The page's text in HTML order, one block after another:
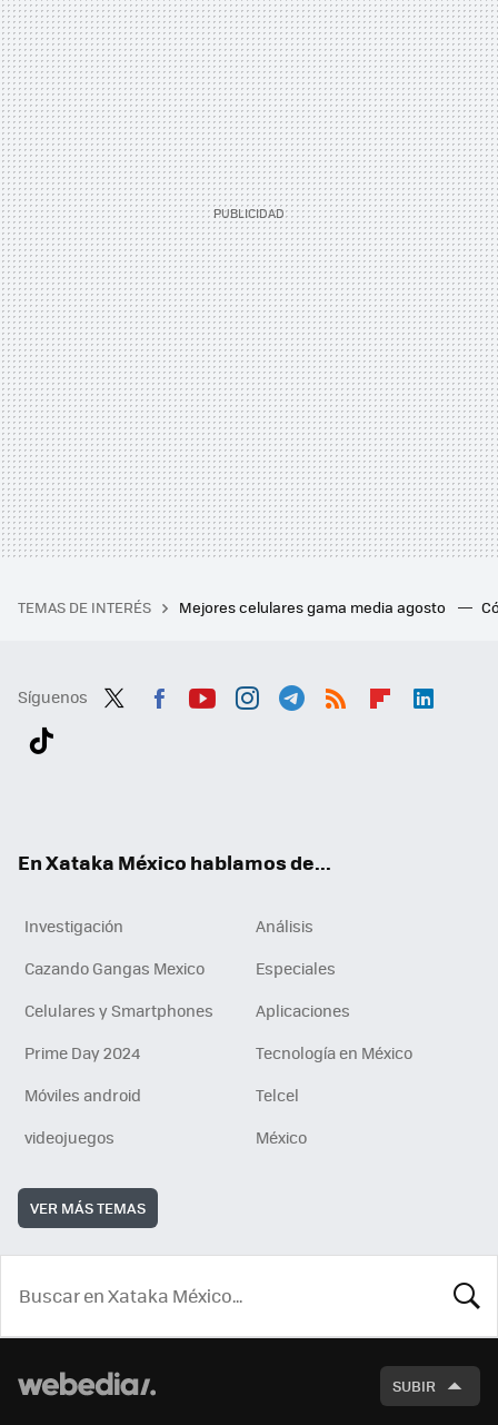
TEMAS DE INTERÉS Mejores celulares gama media agosto
Síguenos
En Xataka México hablamos de...
Investigación
Análisis
Cazando Gangas Mexico
Especiales
Celulares y Smartphones
Aplicaciones
Prime Day 2024
Tecnología en México
Móviles android
Telcel
videojuegos
México
VER MÁS TEMAS
SUBIR